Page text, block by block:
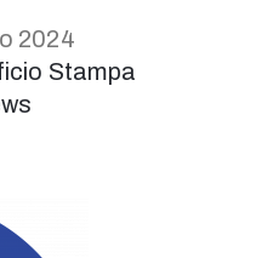
2024
Stampa